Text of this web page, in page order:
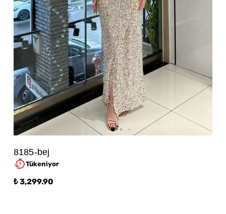
8185-bej
Tükeniyor
₺ 3,299.90